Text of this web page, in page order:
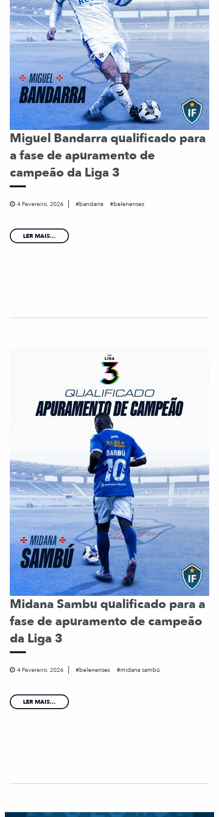
Miguel Bandarra qualificado para
a fase de apuramento de
campeão da Liga 3
4 Fevereiro, 2026 bandarra belenenses
LER MAIS...
Midana Sambu qualificado para a
fase de apuramento de campeão
da Liga 3
4 Fevereiro, 2026 belenenses midana sambú
LER MAIS...